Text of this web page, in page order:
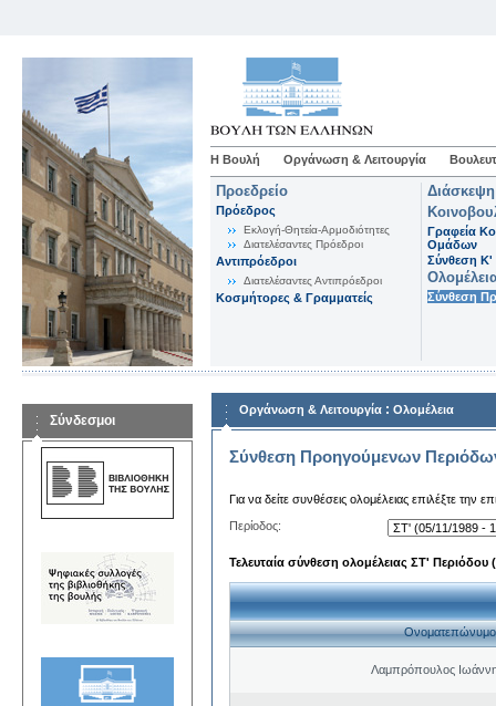
Η Βουλή Οργάνωση & Λειτουργία
Προεδρείο
Πρόεδρος
Εκλογή-Θητεία-Αρμοδιότητες
Διατελέσαντες Πρόεδροι
Αντιπρόεδροι
Διατελέσαντες Αντιπρόεδροι
Κοσμήτορες & Γραμματείς
Γραφεία
Ομάδων
Σύνθεση K'
Σύνθεση
Σύνδεσμοι
Οργάνωση & Λειτουργία : Ολομέλεια
Σύνθεση Προηγούμενων
Για να δείτε συνθέσεις ολομέλειας επιλέξτε την
Περίοδος:
Τελευταία σύνθεση ολομέλειας ΣΤ' Περιόδου
Ονοματεπώνυμο
Λαμπρόπουλος